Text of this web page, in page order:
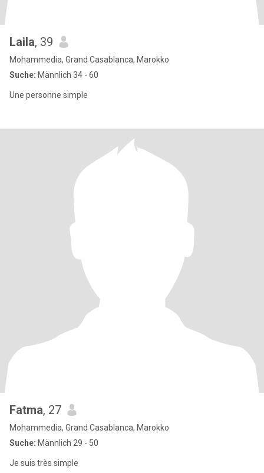
Laila, 39
Mohammedia, Grand Casablanca, Marokko
Suche: Männlich 34 - 60
Une personne simple
Fatma, 27
Mohammedia, Grand Casablanca, Marokko
Suche: Männlich 29 - 50
Je suis très simple